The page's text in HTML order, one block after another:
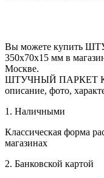
Вы можете купить
350x70x15 мм в
Москве.
ШТУЧНЫЙ ПАРКЕТ
описание, фото,
1. Наличными
Классическая форма
магазинах
2. Банковской картой